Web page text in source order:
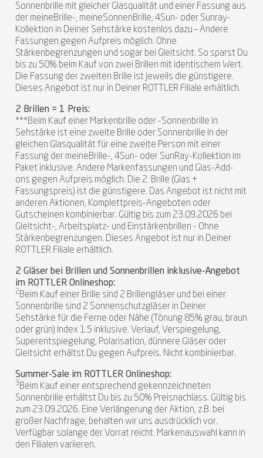
Sonnenbrille mit gleicher Glasqualität und einer Fassung aus
der meineBrille-, meineSonnenBrille, 4Sun- oder Sunray-
Kollektion in Deiner Sehstärke kostenlos dazu – Andere
Fassungen gegen Aufpreis möglich. Ohne
Stärkenbegrenzungen und sogar bei Gleitsicht. So sparst Du
bis zu 50% beim Kauf von zwei Brillen mit identischem Wert.
Die Fassung der zweiten Brille ist jeweils die günstigere.
Dieses Angebot ist nur in Deiner ROTTLER Filiale erhältlich.
2 Brillen = 1 Preis:
***Beim Kauf einer Markenbrille oder -Sonnenbrille in
Sehstärke ist eine zweite Brille oder Sonnenbrille in der
gleichen Glasqualität für eine zweite Person mit einer
Fassung der meineBrille-, 4Sun- oder SunRay-Kollektion im
Paket inklusive. Andere Markenfassungen und Glas-Add-
ons gegen Aufpreis möglich. Die 2. Brille (Glas +
Fassungspreis) ist die günstigere. Das Angebot ist nicht mit
anderen Aktionen, Komplettpreis-Angeboten oder
Gutscheinen kombinierbar. Gültig bis zum 23.09.2026 bei
Gleitsicht-, Arbeitsplatz- und Einstärkenbrillen - Ohne
Stärkenbegrenzungen. Dieses Angebot ist nur in Deiner
ROTTLER Filiale erhältlich.
2 Gläser bei Brillen und Sonnenbrillen inklusive-Angebot
im ROTTLER Onlineshop:
2 Beim Kauf einer Brille sind 2 Brillengläser und bei einer
Sonnenbrille sind 2 Sonnenschutzgläser in Deiner
Sehstärke für die Ferne oder Nähe (Tönung 85% grau, braun
oder grün) Index 1.5 inklusive. Verlauf, Verspiegelung,
Superentspiegelung, Polarisation, dünnere Gläser oder
Gleitsicht erhältst Du gegen Aufpreis. Nicht kombinierbar.
Summer-Sale im ROTTLER Onlineshop:
3 Beim Kauf einer entsprechend gekennzeichneten
Sonnenbrille erhältst Du bis zu 50% Preisnachlass. Gültig bis
zum 23.09.2026. Eine Verlängerung der Aktion, z.B. bei
großer Nachfrage, behalten wir uns ausdrücklich vor.
Verfügbar solange der Vorrat reicht. Markenauswahl kann in
den Filialen variieren.